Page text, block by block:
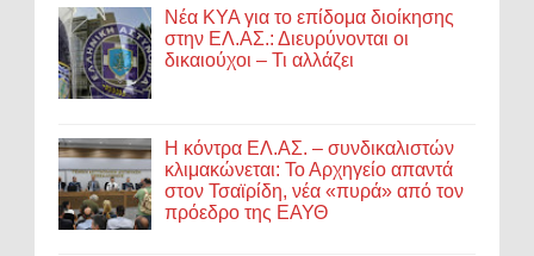
Νέα ΚΥΑ για το επίδομα διοίκησης
στην ΕΛ.ΑΣ.: Διευρύνονται οι
δικαιούχοι – Τι αλλάζει
Η κόντρα ΕΛ.ΑΣ. – συνδικαλιστών
κλιμακώνεται: Το Αρχηγείο απαντά
στον Τσαϊρίδη, νέα «πυρά» από τον
πρόεδρο της ΕΑΥΘ